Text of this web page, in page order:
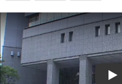
Play